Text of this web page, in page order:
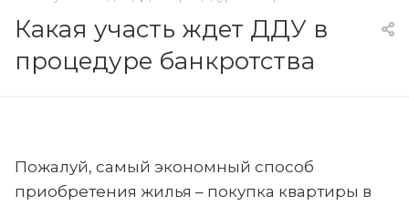
Какая участь ждет ДДУ в
процедуре банкротства
Пожалуй, самый экономный способ
приобретения жилья – покупка квартиры в